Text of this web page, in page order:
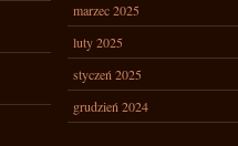
marzec 2025
luty 2025
styczeń 2025
grudzień 2024